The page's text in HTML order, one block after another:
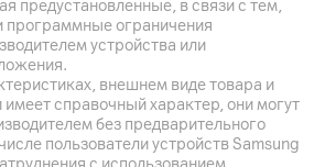
предустановленные, в связи с тем,
программные ограничения
устройства или
внешнем виде товара и
имеет справочный характер, они могут
без предварительного
пользователи устройств Samsung